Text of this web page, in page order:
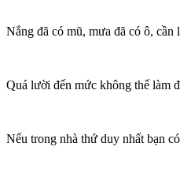
Nắng đã có mũ, mưa đã có ô,
Quá lười đến mức không thể làm
Nếu trong nhà thứ duy nhất bạn